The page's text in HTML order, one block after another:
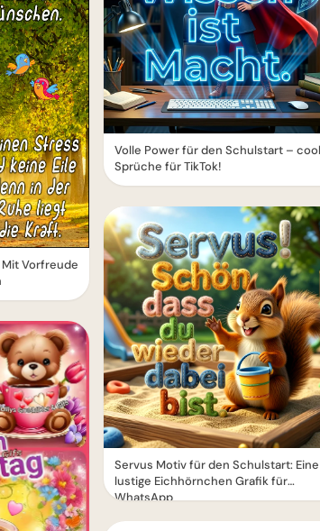
Vorfreude
Volle Power für den Schulstart –
Sprüche für TikTok!
Servus Motiv für den Schulstart: Eine
lustige Eichhörnchen Grafik für
WhatsApp